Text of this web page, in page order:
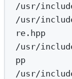
/usr/
/usr/
re.hpp
/usr/
pp
/usr/